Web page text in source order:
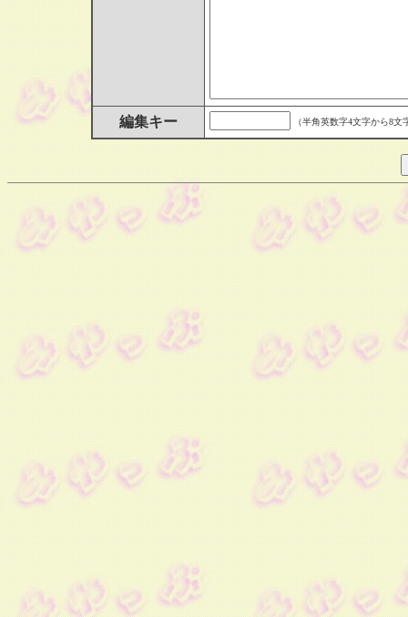
編集キー （半角英数字4文字から8文